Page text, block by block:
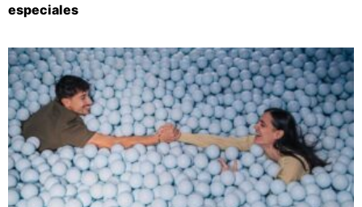
especiales